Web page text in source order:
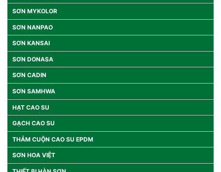
SƠN MYKOLOR
SƠN NANPAO
SƠN KANSAI
SƠN DONASA
SƠN CADIN
SƠN SAMHWA
HẠT CAO SU
GẠCH CAO SU
THẢM CUỘN CAO SU EPDM
SƠN HOA VIỆT